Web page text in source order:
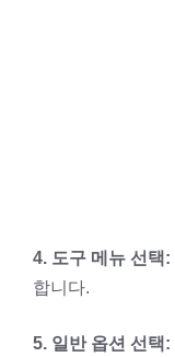
4. 도구 메뉴 선택:
합니다.
5. 일반 옵션 선택: